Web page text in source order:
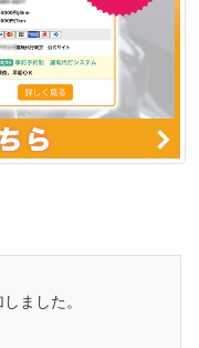
ました。